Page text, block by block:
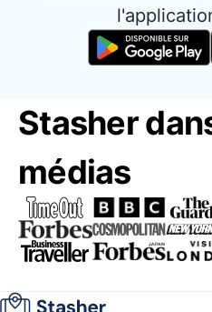
Stasher
médias